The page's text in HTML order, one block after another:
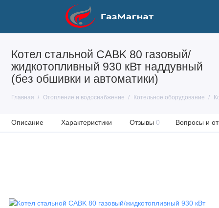
Котел стальной CABK 80 газовый/
жидкотопливный 930 кВт наддувный
(без обшивки и автоматики)
Главная Отопление и водоснабжение Котельное оборудование
Описание Характеристики Отзывы 0 Вопросы и